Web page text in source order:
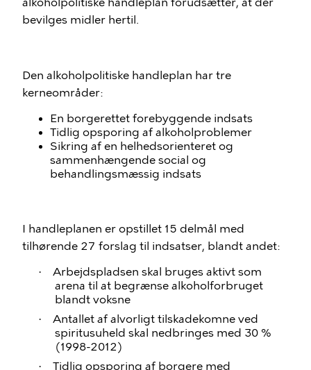
bevilges midler hertil.
Den alkoholpolitiske handleplan har tre
kerneområder:
En borgerettet forebyggende indsats
Tidlig opsporing af alkoholproblemer
Sikring af en helhedsorienteret og
sammenhængende social og
behandlingsmæssig indsats
I handleplanen er opstillet 15 delmål med
tilhørende 27 forslag til indsatser, blandt andet:
·
Arbejdspladsen skal bruges aktivt som
arena til at begrænse alkoholforbruget
blandt voksne
·
Antallet af alvorligt tilskadekomne ved
spiritusuheld skal nedbringes med 30 %
(1998-2012)
·
Tidlig opsporing af borgere med